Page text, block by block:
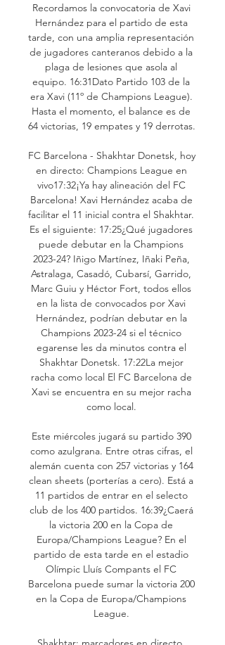
Recordamos la convocatoria de Xavi
Hernández para el partido de esta
tarde, con una amplia representación
de jugadores canteranos debido a la
plaga de lesiones que asola al
equipo. 16:31Dato Partido 103 de la
era Xavi (11º de Champions League).
Hasta el momento, el balance es de
64 victorias, 19 empates y 19 derrotas.
FC Barcelona - Shakhtar Donetsk, hoy
en directo: Champions League en
vivo17:32¡Ya hay alineación del FC
Barcelona! Xavi Hernández acaba de
facilitar el 11 inicial contra el Shakhtar.
Es el siguiente: 17:25¿Qué jugadores
puede debutar en la Champions
2023-24? Iñigo Martínez, Iñaki Peña,
Astralaga, Casadó, Cubarsí, Garrido,
Marc Guiu y Héctor Fort, todos ellos
en la lista de convocados por Xavi
Hernández, podrían debutar en la
Champions 2023-24 si el técnico
egarense les da minutos contra el
Shakhtar Donetsk. 17:22La mejor
racha como local El FC Barcelona de
Xavi se encuentra en su mejor racha
como local.
Este miércoles jugará su partido 390
como azulgrana. Entre otras cifras, el
alemán cuenta con 257 victorias y 164
clean sheets (porterías a cero). Está a
11 partidos de entrar en el selecto
club de los 400 partidos. 16:39¿Caerá
la victoria 200 en la Copa de
Europa/Champions League? En el
partido de esta tarde en el estadio
Olímpic Lluís Compants el FC
Barcelona puede sumar la victoria 200
en la Copa de Europa/Champions
League.